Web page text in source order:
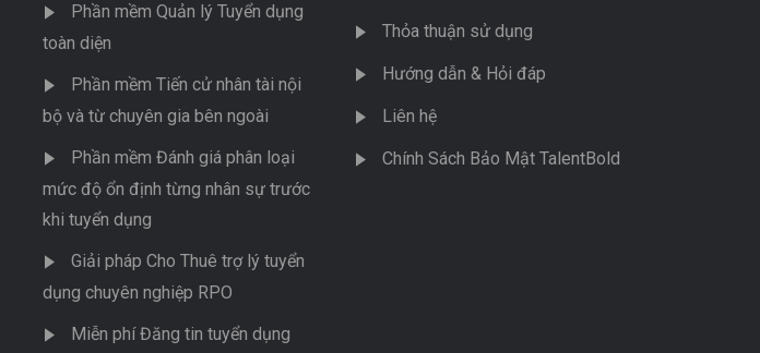
Phần mềm Quản lý Tuyển dụng
toàn diện
Phần mềm Tiến cử nhân tài nội
bộ và từ chuyên gia bên ngoài
Phần mềm Đánh giá phân loại
mức độ ổn định từng nhân sự trước
khi tuyển dụng
Giải pháp Cho Thuê trợ lý tuyển
dụng chuyên nghiệp RPO
Miễn phí Đăng tin tuyển dụng
Thỏa thuận sử dụng
Hướng dẫn & Hỏi đáp
Liên hệ
Chính Sách Bảo Mật TalentBold